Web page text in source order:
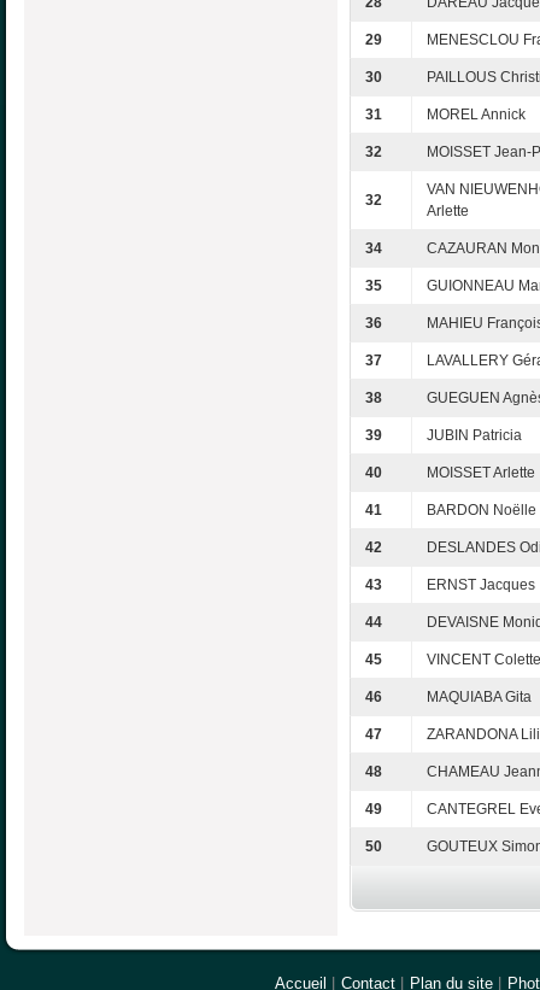
29 MENESCLOU
30 PAILLOUS
31 MOREL Annick
32 MOISSET Jean-
32
VAN
Arlette
34 CAZAURAN
35 GUIONNEAU
36 MAHIEU
37 LAVALLERY
38 GUEGUEN
39 JUBIN Patricia
40 MOISSET Arlette
41 BARDON Noëlle
42 DESLANDES
43 ERNST Jacques
44 DEVAISNE
45 VINCENT Colette
46 MAQUIABA Gita
47 ZARANDONA
48 CHAMEAU
49 CANTEGREL
50 GOUTEUX
Accueil Contact Plan du site